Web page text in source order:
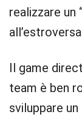
realizzare
Il game
team è ben
sviluppare